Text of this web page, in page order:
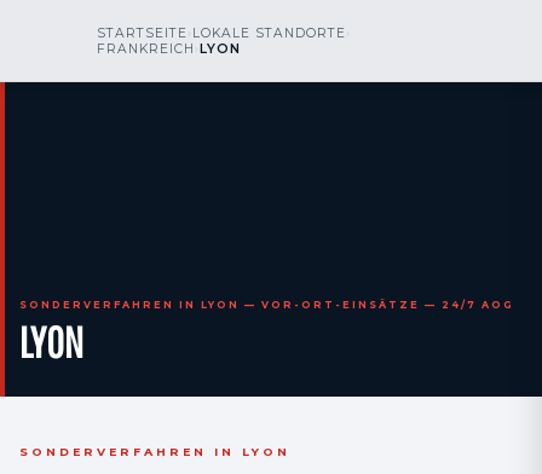
nos
engineering
RUFEN SIE UNS AN AOG 24/7
SONDERVERFAHREN IN LYON — VOR-ORT-EINSÄTZE — 24/7 AOG
LYON
STARTSEITE LOKALE STANDORTE
FRANKREICH LYON
SONDERVERFAHREN IN LYON